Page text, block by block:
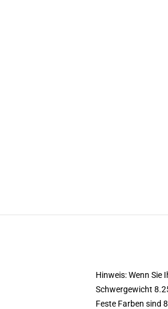
Hinweis: Wenn Sie
Schwergewicht
Feste Farben sind